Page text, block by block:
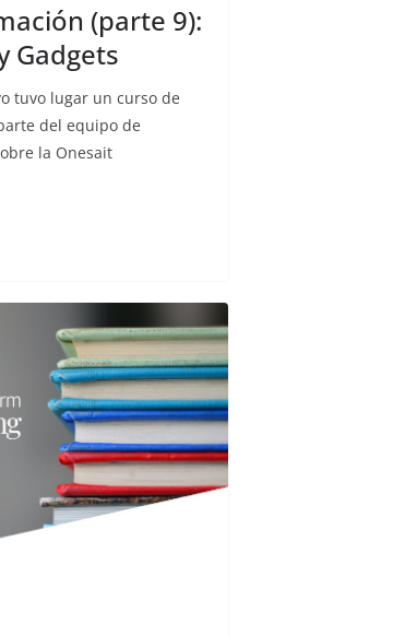
(parte 9):
Gadgets
tuvo lugar un curso de
del equipo de
la Onesait